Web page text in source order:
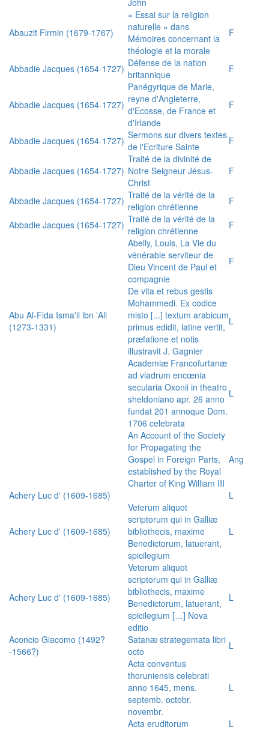
Abauzit Firmin (1679-1767)
« Essai sur la religion
naturelle » dans
Mémoires concernant la
théologie et la morale
F
Abbadie Jacques (1654-1727) Défense de la nation
britannique
F
Abbadie Jacques (1654-1727)
Panégyrique de Marie,
reyne d'Angleterre,
d'Ecosse, de France et
d'Irlande
F
Abbadie Jacques (1654-1727) Sermons sur divers textes
de l'Ecriture Sainte
F
Abbadie Jacques (1654-1727)
Traité de la divinité de
Notre Seigneur Jésus-
Christ
F
Abbadie Jacques (1654-1727) Traité de la vérité de la
religion chrétienne
F
Abbadie Jacques (1654-1727) Traité de la vérité de la
religion chrétienne
F
Abelly, Louis, La Vie du
vénérable serviteur de
Dieu Vincent de Paul et
compagnie
F
Abu Al-Fida Isma'il ibn 'Ali
(1273-1331)
De vita et rebus gestis
Mohammedi. Ex codice
misto [...] textum arabicum
primus edidit, latine vertit,
præfatione et notis
illustravit J. Gagnier
L
Academiæ Francofurtanæ
ad viadrum encœnia
secularia Oxonii in theatro
sheldoniano apr. 26 anno
fundat 201 annoque Dom.
1706 celebrata
L
An Account of the Society
for Propagating the
Gospel in Foreign Parts,
established by the Royal
Charter of King William III
Ang
Achery Luc d' (1609-1685) L
Achery Luc d' (1609-1685)
Veterum aliquot
scriptorum qui in Galliæ
bibliothecis, maxime
Benedictorum, latuerant,
spicilegium
L
Achery Luc d' (1609-1685)
Veterum aliquot
scriptorum qui in Galliæ
bibliothecis, maxime
Benedictorum, latuerant,
spicilegium […] Nova
editio
L
Aconcio Giacomo (1492?
-1566?)
Satanæ strategemata libri
octo
L
Acta conventus
thoruniensis celebrati
anno 1645, mens.
septemb. octobr.
novembr.
L
Acta eruditorum
L